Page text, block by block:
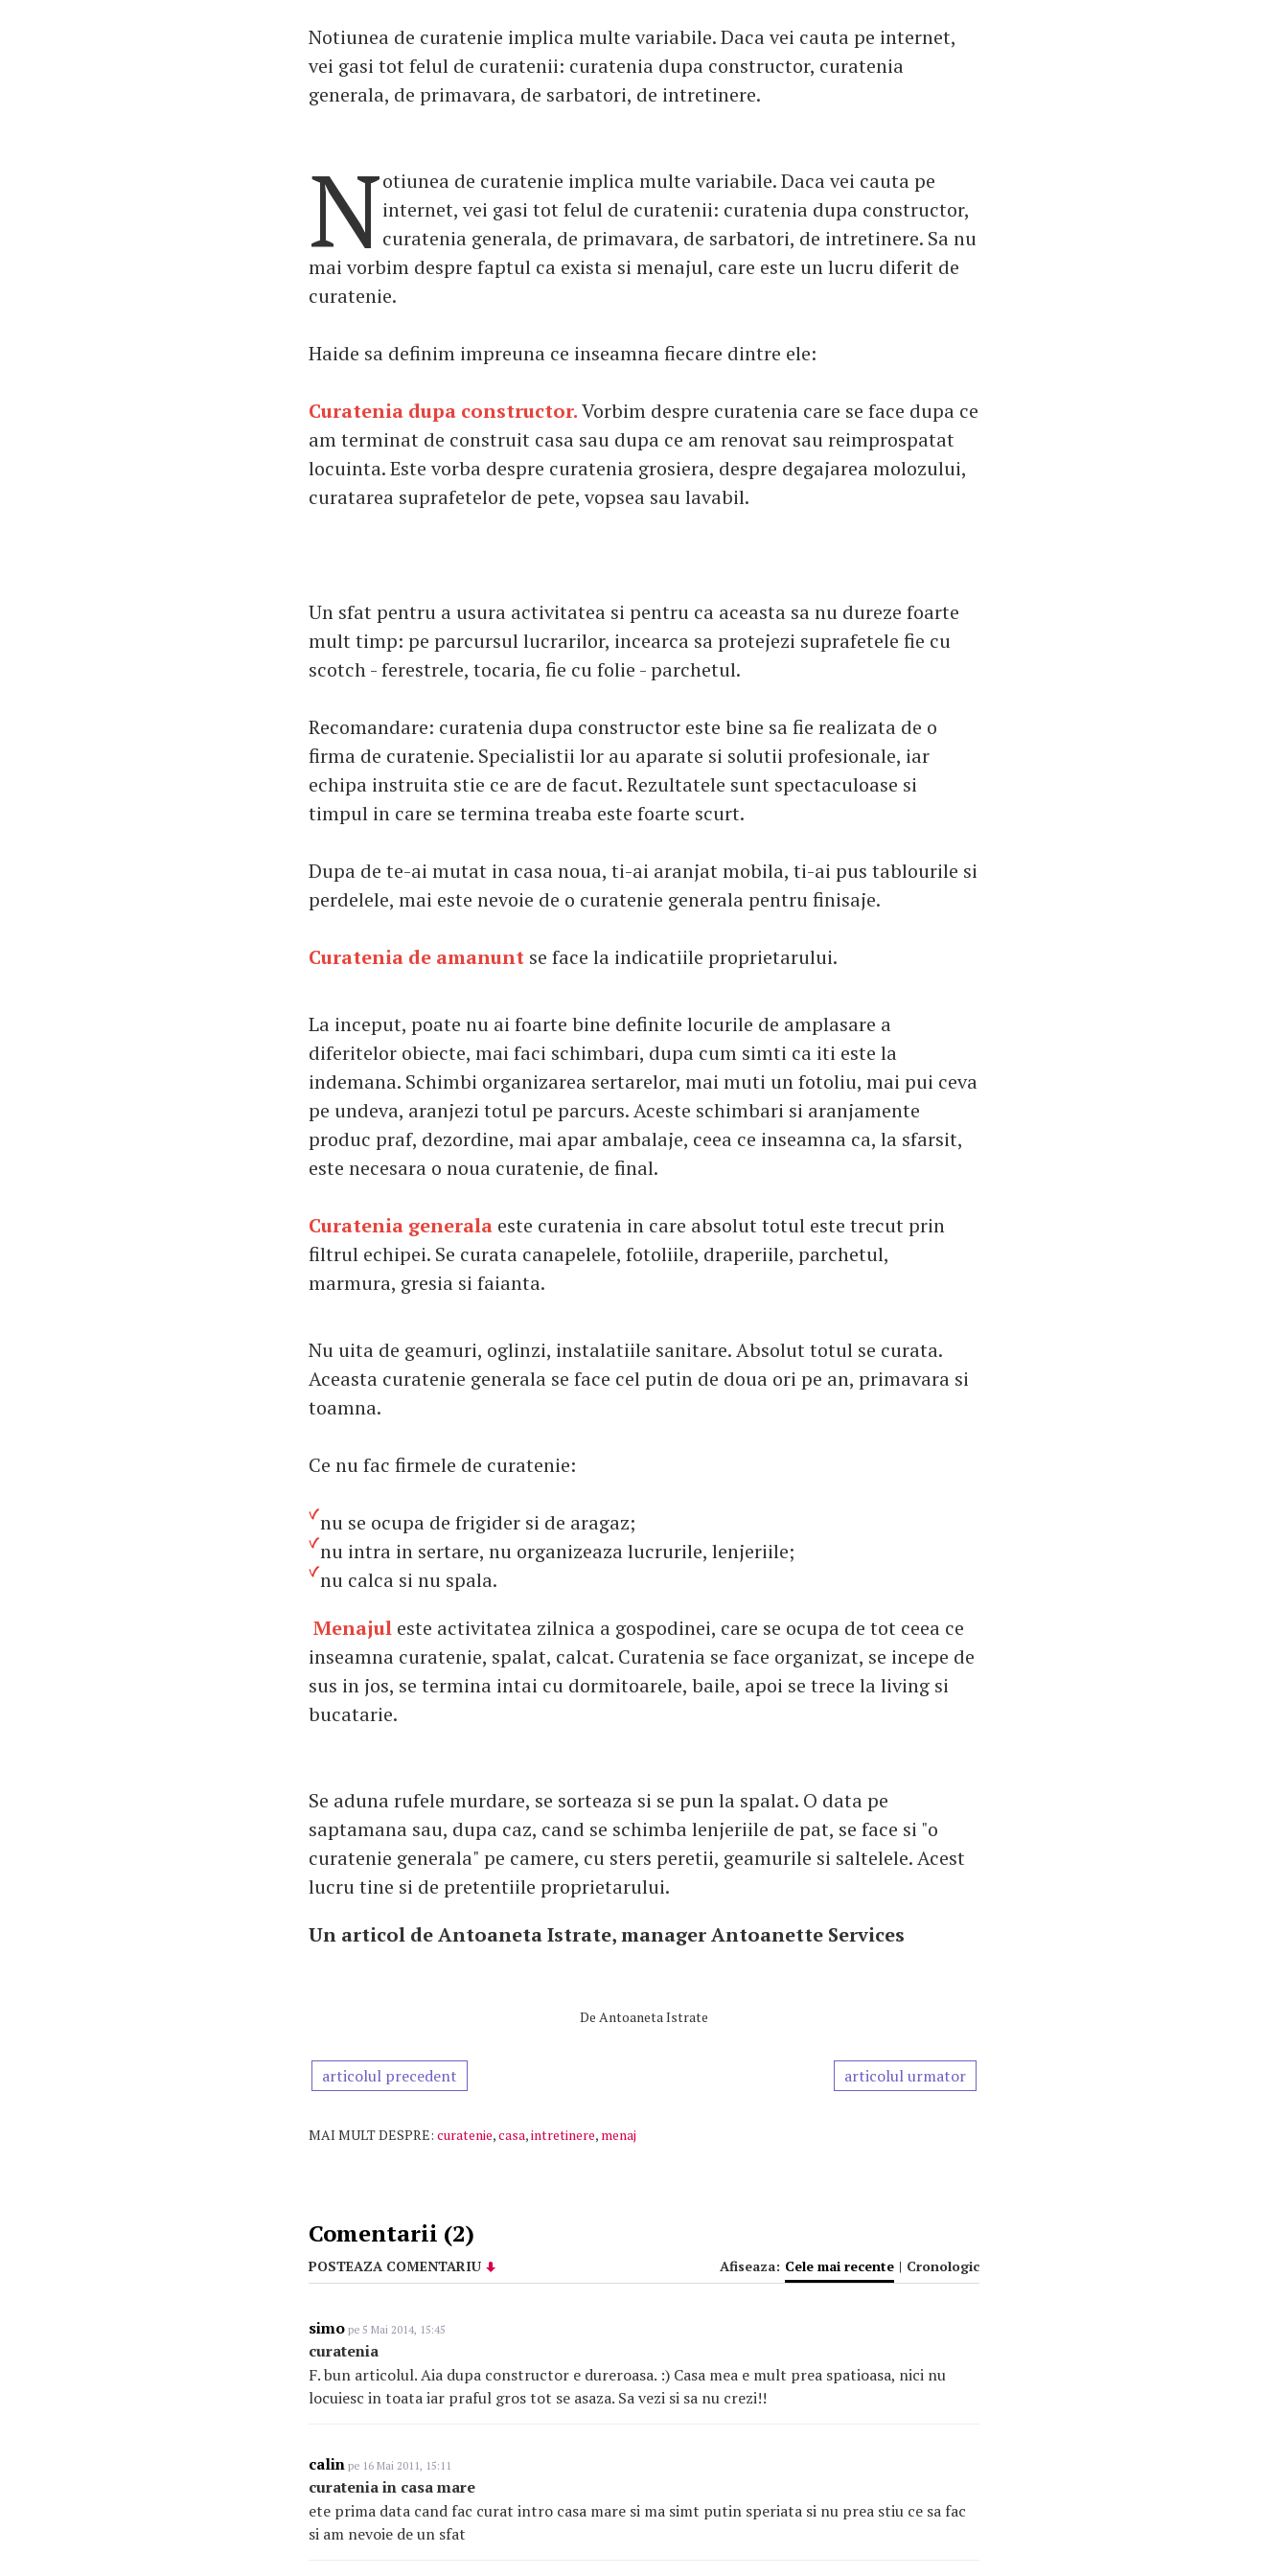
Notiunea de curatenie implica multe variabile. Daca vei cauta pe internet,
vei gasi tot felul de curatenii: curatenia dupa constructor, curatenia
generala, de primavara, de sarbatori, de intretinere.
Notiunea de curatenie implica multe variabile. Daca vei cauta pe
internet, vei gasi tot felul de curatenii: curatenia dupa constructor,
curatenia generala, de primavara, de sarbatori, de intretinere. Sa nu
mai vorbim despre faptul ca exista si menajul, care este un lucru diferit de
curatenie.
Haide sa definim impreuna ce inseamna fiecare dintre ele:
Curatenia dupa constructor.Vorbim despre curatenia care se face dupa ce
am terminat de construit casa sau dupa ce am renovat sau reimprospatat
locuinta. Este vorba despre curatenia grosiera, despre degajarea molozului,
curatarea suprafetelor de pete, vopsea sau lavabil.
Un sfat pentru a usura activitatea si pentru ca aceasta sa nu dureze foarte
mult timp: pe parcursul lucrarilor, incearca sa protejezi suprafetele fie cu
scotch - ferestrele, tocaria, fie cu folie - parchetul.
Recomandare: curatenia dupa constructor este bine sa fie realizata de o
firma de curatenie. Specialistii lor au aparate si solutii profesionale, iar
echipa instruita stie ce are de facut. Rezultatele sunt spectaculoase si
timpul in care se termina treaba este foarte scurt.
Dupa de te-ai mutat in casa noua, ti-ai aranjat mobila, ti-ai pus tablourile si
perdelele, mai este nevoie de o curatenie generala pentru finisaje.
Curatenia de amanunt se face la indicatiile proprietarului.
La inceput, poate nu ai foarte bine definite locurile de amplasare a
diferitelor obiecte, mai faci schimbari, dupa cum simti ca iti este la
indemana. Schimbi organizarea sertarelor, mai muti un fotoliu, mai pui ceva
pe undeva, aranjezi totul pe parcurs. Aceste schimbari si aranjamente
produc praf, dezordine, mai apar ambalaje, ceea ce inseamna ca, la sfarsit,
este necesara o noua curatenie, de final.
Curatenia generala este curatenia in care absolut totul este trecut prin
filtrul echipei. Se curata canapelele, fotoliile, draperiile, parchetul,
marmura, gresia si faianta.
Nu uita de geamuri, oglinzi, instalatiile sanitare. Absolut totul se curata.
Aceasta curatenie generala se face cel putin de doua ori pe an, primavara si
toamna.
Ce nu fac firmele de curatenie:
nu se ocupa de frigider si de aragaz;
nu intra in sertare, nu organizeaza lucrurile, lenjeriile;
nu calca si nu spala.
Menajul este activitatea zilnica a gospodinei, care se ocupa de tot ceea ce
inseamna curatenie, spalat, calcat. Curatenia se face organizat, se incepe de
sus in jos, se termina intai cu dormitoarele, baile, apoi se trece la living si
bucatarie.
Se aduna rufele murdare, se sorteaza si se pun la spalat. O data pe
saptamana sau, dupa caz, cand se schimba lenjeriile de pat, se face si "o
curatenie generala" pe camere, cu sters peretii, geamurile si saltelele. Acest
lucru tine si de pretentiile proprietarului.
Un articol de Antoaneta Istrate, manager Antoanette Services
De Antoaneta Istrate
articolul precedent articolul urmator
MAI MULT DESPRE: curatenie,casa,intretinere, menaj
Comentarii (2)
POSTEAZA COMENTARIU Afiseaza: Cele mai recente | Cronologic
simo pe 5 Mai 2014, 15:45
curatenia
F. bun articolul. Aia dupa constructor e dureroasa. :) Casa mea e mult prea spatioasa, nici nu
locuiesc in toata iar praful gros tot se asaza. Sa vezi si sa nu crezi!!
calin pe 16 Mai 2011, 15:11
curatenia in casa mare
ete prima data cand fac curat intro casa mare si ma simt putin speriata si nu prea stiu ce sa fac
si am nevoie de un sfat